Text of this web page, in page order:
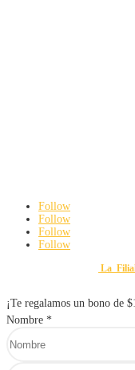
Follow
Follow
Follow
Follow
¡Te regalamos un bono de
Nombre *